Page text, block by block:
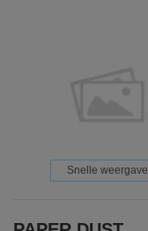
Snelle weergave